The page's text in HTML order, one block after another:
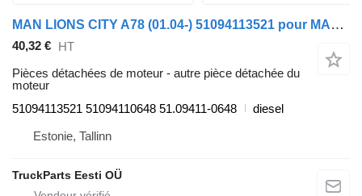
MAN LIONS CITY A78 (01.04-) 51094113521 pour MAN Lion's bus (1991-)
40,32 € HT
Pièces détachées de moteur - autre pièce détachée du
moteur
51094113521 51094110648 51.09411-0648
diesel
Estonie, Tallinn
TruckParts Eesti OÜ